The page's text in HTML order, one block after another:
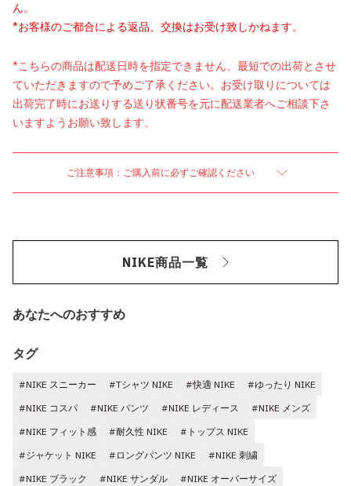
ん。
*お客様のご都合による返品、交換はお受け致しかねます。
*こちらの商品は配送日時を指定できません。最短での出荷とさせ
ていただきますので予めご了承ください。お受け取りについては
出荷完了時にお送りする送り状番号を元に配送業者へご相談下さ
いますようお願い致します。
ご注意事項：ご購入前に必ずご確認ください
NIKE商品一覧
あなたへのおすすめ
タグ
#NIKE スニーカー #Tシャツ NIKE #快適 NIKE
#ゆったり NIKE
#NIKE コスパ
#NIKE パンツ #NIKE レディース
#NIKE メンズ
#NIKE フィット感
#耐久性 NIKE
#トップス NIKE
#ジャケット NIKE
#ロングパンツ NIKE
#NIKE 刺繍
#NIKE ブラック
#NIKE サンダル
#NIKE オーバーサイズ